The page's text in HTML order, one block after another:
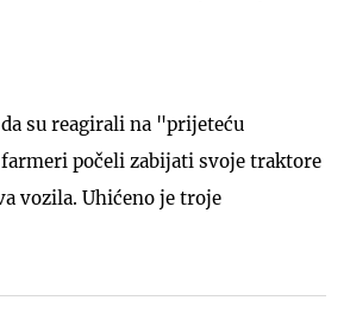
su reagirali na "prijeteću
počeli zabijati svoje traktore
vozila. Uhićeno je troje